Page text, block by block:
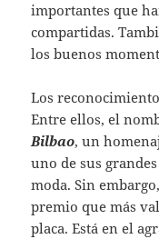
importantes que
compartidas.
los buenos
Los
Entre ellos, el
Bilbao, un
uno de sus
moda. Sin
premio que más
placa. Está en el